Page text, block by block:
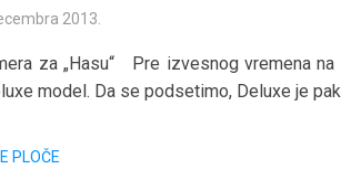
2013.
za „Hasu“ Pre izvesnog vremena
model. Da se podsetimo, Deluxe je
PLOČE